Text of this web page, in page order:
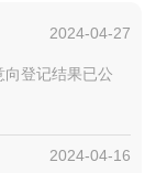
2024-04-27
登记结果已公
2024-04-16